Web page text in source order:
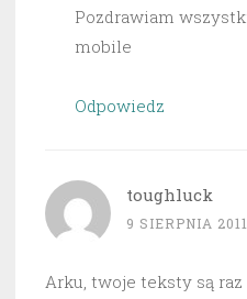
Pozdrawiam
mobile
Odpowiedz
toughluck
9 SIERPNIA
Arku, twoje teksty są raz